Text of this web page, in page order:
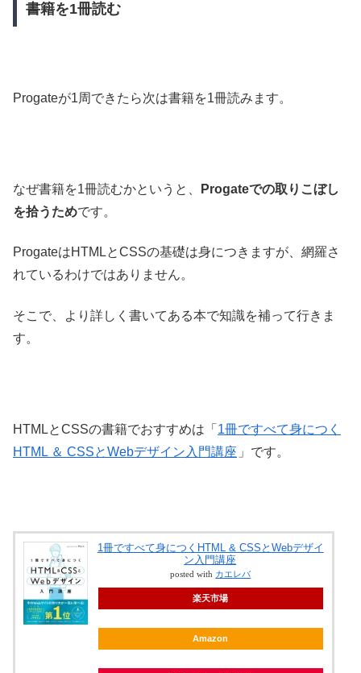
書籍を1冊読む
Progateが1周できたら次は書籍を1冊読みます。
なぜ書籍を1冊読むかというと、
Progateでの取りこぼし
を拾うためです。
ProgateはHTMLとCSSの基礎は身につきますが、網羅さ
れているわけではありません。
そこで、より詳しく書いてある本で知識を補って行きま
す。
HTMLとCSSの書籍でおすすめは「 1冊ですべて身につく
HTML ＆ CSSとWebデザイン入門講座 」です。
1冊ですべて身につくHTML & CSSとWebデザイ
ン入門講座
posted with カエレバ
楽天市場
Amazon